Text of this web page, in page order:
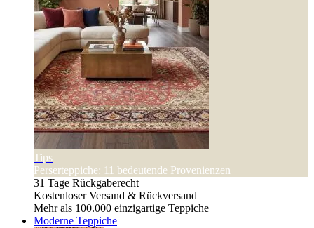
Tips
Perserteppiche: 11 bedeutende Provenienzen
31 Tage Rückgaberecht
Kostenloser Versand & Rückversand
Mehr als 100.000 einzigartige Teppiche
Moderne Teppiche